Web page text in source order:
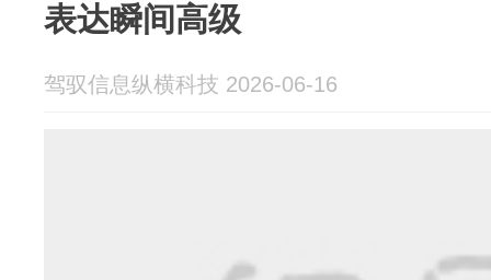
表达瞬间高级
驾驭信息纵横科技 2026-06-16